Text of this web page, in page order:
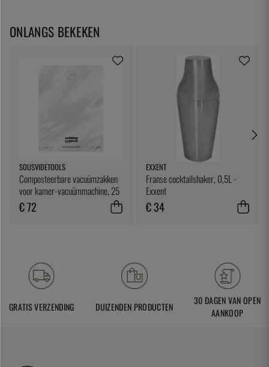
ONLANGS BEKEKEN
SOUSVIDETOOLS
Composteerbare vacuümzakken
voor kamer-vacuümmachine, 25
x 25 cm, 200 stuks -
SousVideTools
€ 72
EXXENT
Franse cocktailshaker, 0,5L -
Exxent
€ 34
GRATIS VERZENDING DUIZENDEN PRODUCTEN
30 DAGEN VAN OPEN
AANKOOP